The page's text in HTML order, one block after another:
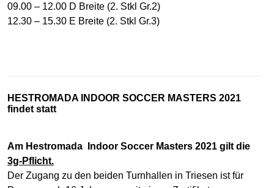
09.00 – 12.00 D Breite (2. Stkl Gr.2)
12.30 – 15.30 E Breite (2. Stkl Gr.3)
HESTROMADA INDOOR SOCCER MASTERS 2021
findet statt
Am Hestromada Indoor Soccer Masters 2021 gilt die
3g-Pflicht.
Der Zugang zu den beiden Turnhallen in Triesen ist für